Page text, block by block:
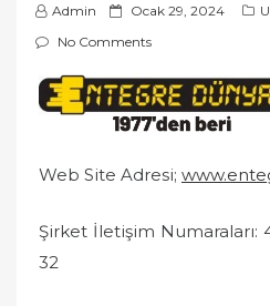
Admin
P
o
t
e
o
Ocak 29, 2024
No Comments
Web Site Adresi;
Şirket İletişim Numaraları:
32